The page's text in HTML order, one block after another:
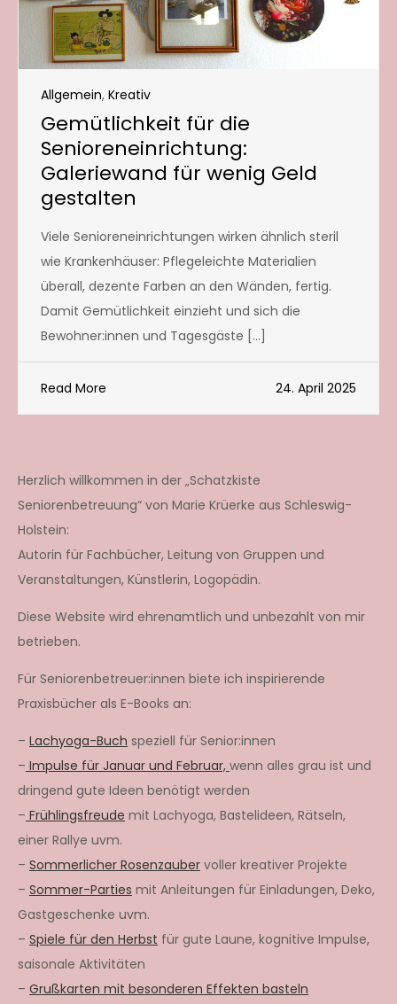
Allgemein, Kreativ
Gemütlichkeit für die
Senioreneinrichtung:
Galeriewand für wenig Geld
gestalten
Viele Senioreneinrichtungen wirken ähnlich steril
wie Krankenhäuser: Pflegeleichte Materialien
überall, dezente Farben an den Wänden, fertig.
Damit Gemütlichkeit einzieht und sich die
Bewohner:innen und Tagesgäste […]
Read More 24. April 2025
Herzlich willkommen in der „Schatzkiste
Seniorenbetreuung“ von Marie Krüerke aus Schleswig-
Holstein:
Autorin für Fachbücher, Leitung von Gruppen und
Veranstaltungen, Künstlerin, Logopädin.
Diese Website wird ehrenamtlich und unbezahlt von mir
betrieben.
Für Seniorenbetreuer:innen biete ich inspirierende
Praxisbücher als E-Books an:
– Lachyoga-Buch speziell für Senior:innen
– Impulse für Januar und Februar, wenn alles grau ist und
dringend gute Ideen benötigt werden
– Frühlingsfreude mit Lachyoga, Bastelideen, Rätseln,
einer Rallye uvm.
– Sommerlicher Rosenzauber voller kreativer Projekte
– Sommer-Parties mit Anleitungen für Einladungen, Deko,
Gastgeschenke uvm.
– Spiele für den Herbst für gute Laune, kognitive Impulse,
saisonale Aktivitäten
– Grußkarten mit besonderen Effekten basteln